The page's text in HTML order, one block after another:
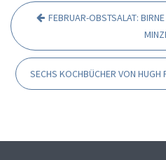
B
e
t
FEBRUAR-OBSTSALAT:
SECHS KOCHBÜCHER VON HUGH